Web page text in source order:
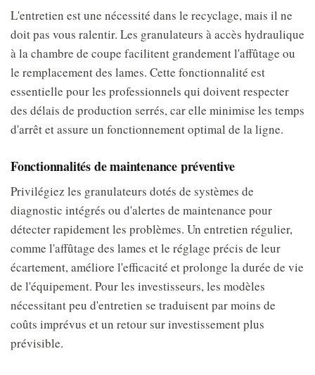
L'entretien est une nécessité dans le recyclage, mais il ne
doit pas vous ralentir. Les granulateurs à accès hydraulique
à la chambre de coupe facilitent grandement l'affûtage ou
le remplacement des lames. Cette fonctionnalité est
essentielle pour les professionnels qui doivent respecter
des délais de production serrés, car elle minimise les temps
d'arrêt et assure un fonctionnement optimal de la ligne.
Fonctionnalités de maintenance préventive
Privilégiez les granulateurs dotés de systèmes de
diagnostic intégrés ou d'alertes de maintenance pour
détecter rapidement les problèmes. Un entretien régulier,
comme l'affûtage des lames et le réglage précis de leur
écartement, améliore l'efficacité et prolonge la durée de vie
de l'équipement. Pour les investisseurs, les modèles
nécessitant peu d'entretien se traduisent par moins de
coûts imprévus et un retour sur investissement plus
prévisible.